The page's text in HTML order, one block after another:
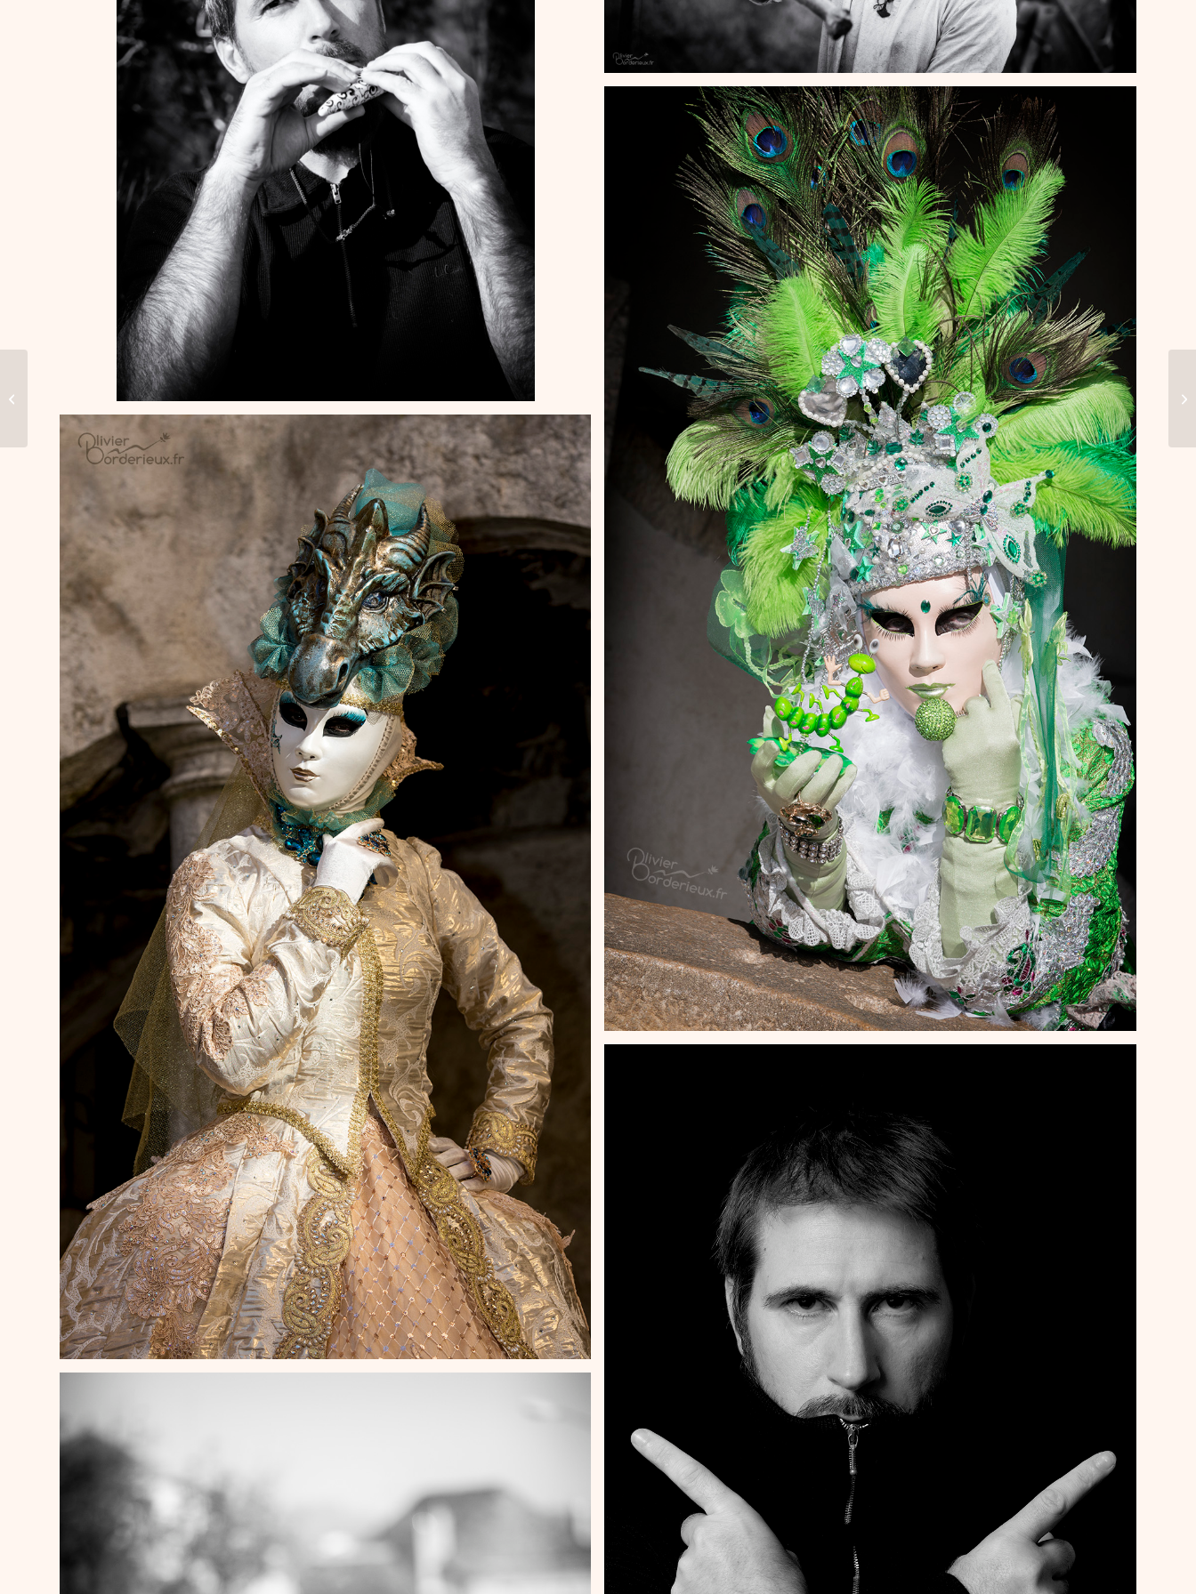
Ocarina
Carnaval vénitien d’Annecy 2019
Carnaval vénitien d’Annecy 2019
Autoportrait